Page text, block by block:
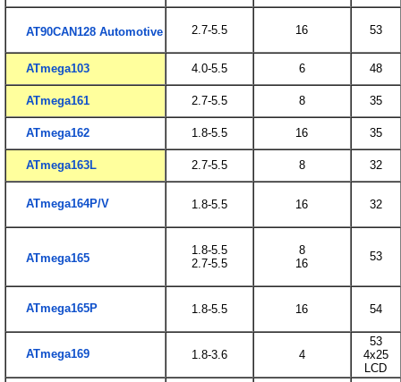
AT90CAN128 Automotive 2.7-5.5 16 53
ATmega103 4.0-5.5 6 48
ATmega161 2.7-5.5 8 35
ATmega162 1.8-5.5 16 35
ATmega163L 2.7-5.5 8 32
ATmega164P/V 1.8-5.5 16 32
ATmega165
1.8-5.5
2.7-5.5
8
16
53
ATmega165P 1.8-5.5 16 54
ATmega169 1.8-3.6 4
53
4x25
LCD